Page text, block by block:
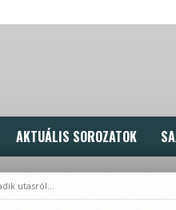
AKTUÁLIS SOROZATOK
utasról…